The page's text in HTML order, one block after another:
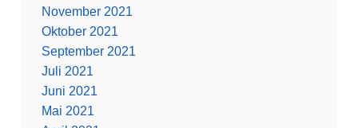
November 2021
Oktober 2021
September 2021
Juli 2021
Juni 2021
Mai 2021